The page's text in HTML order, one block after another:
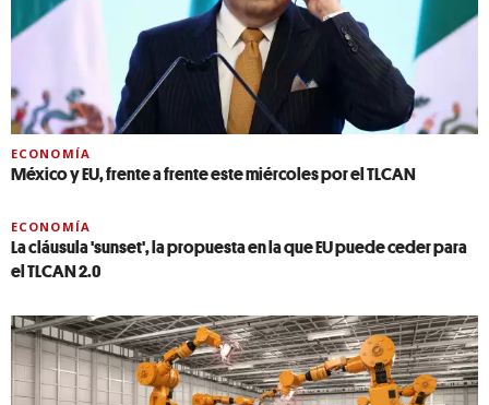
ECONOMÍA
México y EU, frente a frente este miércoles por el TLCAN
ECONOMÍA
La cláusula 'sunset', la propuesta en la que EU puede ceder para
el TLCAN 2.0